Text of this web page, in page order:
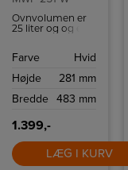
Ovnvolumen er
25 liter og og en
automatiske
funktioner har
effekttilstande og
effekt. Hurtig
start og Jet-
afrimning er der
naturligvis også
på denne meget
Farve
Hvid
Højde
281 mm
Bredde
483 mm
1.399,-
LÆG I KURV